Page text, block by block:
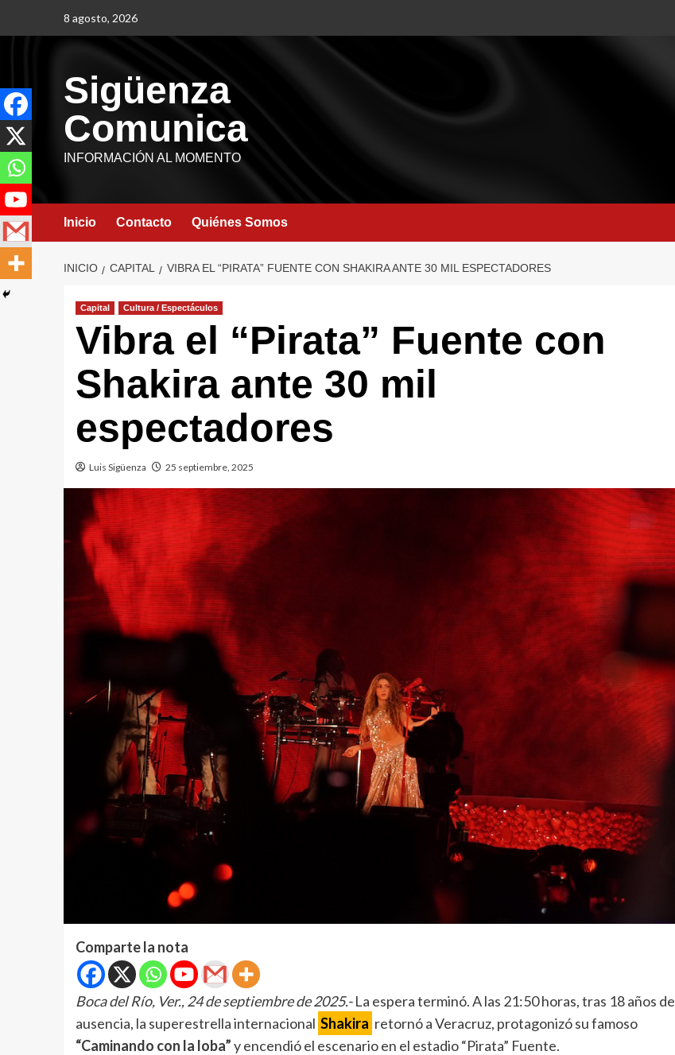
8 agosto, 2026
Sigüenza
Comunica
INFORMACIÓN AL MOMENTO
Inicio Contacto Quiénes Somos
INICIO CAPITAL VIBRA EL “PIRATA” FUENTE CON SHAKIRA ANTE 30 MIL ESPECTADORES
Capital Cultura / Espectáculos
Vibra el “Pirata” Fuente con
Shakira ante 30 mil
espectadores
Luis Sigüenza 25 septiembre, 2025
Comparte la nota
Boca del Río, Ver., 24 de septiembre de 2025.-La espera terminó. A las 21:50 horas, tras 18 años de
ausencia, la superestrella internacional Shakira retornó a Veracruz, protagonizó su famoso
“Caminando con la loba”y encendió el escenario en el estadio “Pirata” Fuente.